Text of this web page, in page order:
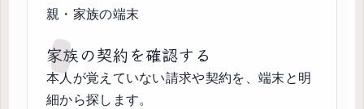
親・家族の端末
家族の契約を確認する
本人が覚えていない請求や契約を、端末と明
細から探します。